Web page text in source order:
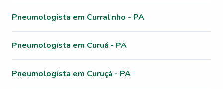
Pneumologista em Curralinho - PA
Pneumologista em Curuá - PA
Pneumologista em Curuçá - PA